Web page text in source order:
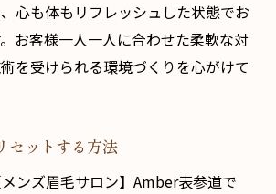
心も体もリフレッシュした状態でお
お客様一人一人に合わせた柔軟な対
を受けられる環境づくりを心がけて
セットする方法
ンズ眉毛サロン】Amber表参道で